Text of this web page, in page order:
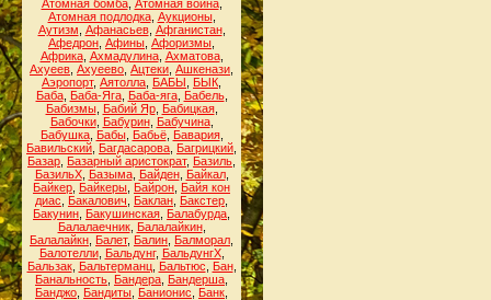
Атомная бомба, Атомная война,
Атомная подлодка, Аукционы,
Аутизм Афанасьев, Афганистан,
Афедрон Афины Афоризмы
Африка, Ахмадулина, Ахматова,
Ахуеев Ахуеево Ацтеки Ашкенази
Аэропорт, Аятолла БАБЫ БЫК
Баба, Баба-Яга, Баба-яга, Бабель,
Бабизмы, Бабий Яр, Бабицкая,
Бабочки, Бабурин, Бабучина,
Бабушка, Бабы, Бабьё, Бавария,
Бавильский Багдасарова Багрицкий
Базар Базарный аристократ, Базиль
БазильХ, Базыма, Байден, Байкал,
Байкер Байкеры Байрон Байя кон
диас
Бакалович Баклан Бакстер
Бакунин Бакушинская Балабурда
Балалаечник, Балалайкин,
Балалайкн Балет, Балин Балморал
Балотелли, Бальдунг, БальдунгХ,
Бальзак, Бальтерманц, Бальтюс Бан,
Банальность Бандера Бандерша
Банджо Бандиты Банионис Банк